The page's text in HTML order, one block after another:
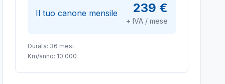
Il tuo canone mensile 239 €
+ IVA / mese
Durata: 36 mesi
Km/anno: 10.000